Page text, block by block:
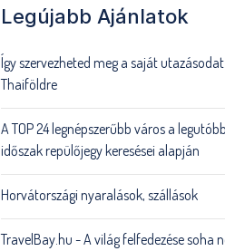
Legújabb Ajánlatok
Így szervezheted meg a saját utazásodat
Thaiföldre
A TOP 24 legnépszerűbb város a
időszak repülőjegy keresései alapján
Horvátországi nyaralások, szállások
TravelBay.hu - A világ felfedezése soha